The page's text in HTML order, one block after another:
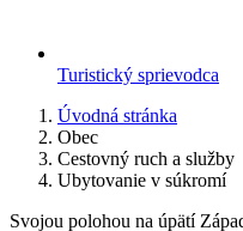
Turistický sprievodca
Úvodná stránka
Obec
Cestovný ruch a služby
Ubytovanie v súkromí
Svojou polohou na úpätí